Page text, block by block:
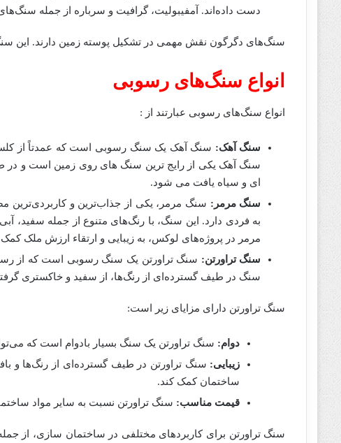
دست داده‌اند. آمفیبولیت، گرافیت و سرباره از جمله
سنگ‌های دگرگون نقش مهمی در تشکیل پوسته زمین دارند. این
انواع سنگ‌های رسوبی
انواع سنگ‌های رسوبی عبارتند از :
سنگ آهک: سنگ آهک یک سنگ رسوبی است که عمدتاً از
سنگ آهک یکی از رایج ترین سنگ های روی زمین است و در
ای و سیاه یافت می شود.
سنگ مرمر: سنگ مرمر، یکی از جذاب‌ترین و
به فردی دارد. این سنگ، با رنگ‌های متنوع از جمله سفید،
مرمر در پروژه‌های لوکس، به زیبایی و ارتقاء ارزش ملک
سنگ تراورتن: سنگ تراورتن یک سنگ رسوبی است که از
سنگ در طیف گسترده‌ای از رنگ‌ها، از سفید و خاکستری
سنگ تراورتن دارای مزایای زیر است:
دوام: سنگ تراورتن یک سنگ بسیار بادوام است که
زیبایی: سنگ تراورتن در طیف گسترده‌ای از رنگ‌ها و
ساختمان کمک کند.
قیمت مناسب: سنگ تراورتن نسبت به سایر مواد
سنگ تراورتن برای کاربردهای مختلفی در ساختمان سازی، از